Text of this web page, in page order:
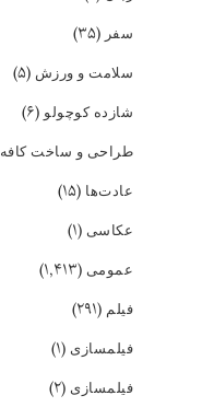
سفر (۳۵)
سلامت و ورزش (۵)
شازده کوچولو (۶)
طراحی و ساخت کافه
عادت‌ها (۱۵)
عکاسی (۱)
عمومی (۱,۴۱۳)
فیلم (۲۹۱)
فیلمسازی (۱)
فیلمسازی (۲)